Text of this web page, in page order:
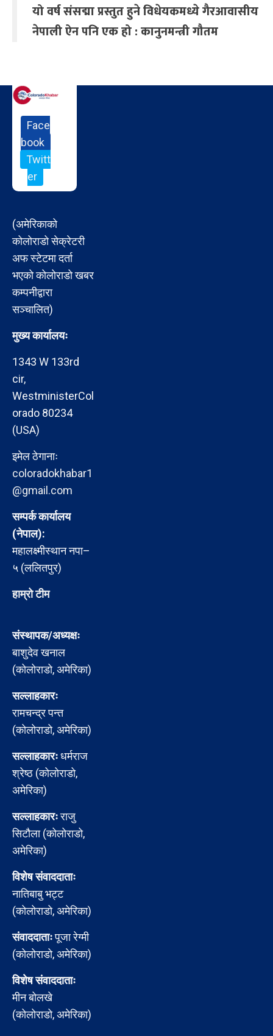
यो वर्ष संसद्मा प्रस्तुत हुने विधेयकमध्ये गैरआवासीय
नेपाली ऐन पनि एक हो : कानुनमन्त्री गौतम
Face
book
Twitt
er
(अमेरिकाको
कोलोराडो सेक्रेटरी
अफ स्टेटमा दर्ता
भएको कोलोराडो खबर
कम्पनीद्वारा
सञ्चालित)
मुख्य कार्यालयः
1343 W 133rd
cir,
WestministerCol
orado 80234
(USA)
इमेल ठेगानाः
coloradokhabar1
@gmail.com
सम्पर्क कार्यालय
(नेपाल):
महालक्ष्मीस्थान नपा–
५ (ललितपुर)
हाम्रो टीम
संस्थापक/अध्यक्षः
बाशुदेव खनाल
(कोलोराडो, अमेरिका)
सल्लाहकारः
रामचन्द्र पन्त
(कोलोराडो, अमेरिका)
सल्लाहकारःधर्मराज
श्रेष्ठ (कोलोराडो,
अमेरिका)
सल्लाहकारःराजु
सिटौला (कोलोराडो,
अमेरिका)
विशेष संवाददाताः
नातिबाबु भट्ट
(कोलोराडो, अमेरिका)
संवाददाताःपूजा रेग्मी
(कोलोराडो, अमेरिका)
विशेष संवाददाताः
मीन बोलखे
(कोलोराडो, अमेरिका)